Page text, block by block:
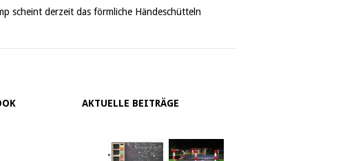
scheint derzeit das förmliche Händeschütteln
AKTUELLE BEITRÄGE